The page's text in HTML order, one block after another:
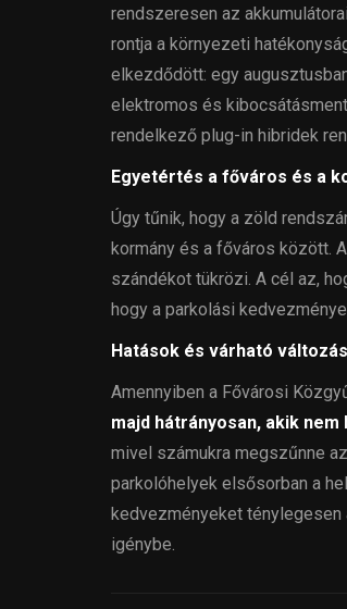
rendszeresen az
rontja a környezeti
elkezdődött: egy
elektromos és
rendelkező plug-in hibridek
Egyetértés a főváros és a
Úgy tűnik, hogy a zöld
kormány és a főváros között.
szándékot tükrözi. A cél az,
hogy a parkolási
Hatások és várható
Amennyiben a Fővárosi
majd hátrányosan, akik
mivel számukra megszűnne
parkolóhelyek elsősorban a
kedvezményeket
igénybe.